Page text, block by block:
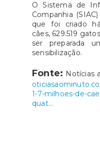
O Sistema de
Companhia
que foi criado
cães, 629.519
ser preparada
sensibilização.
Fonte: Notícias
1-7-milhoes-de-
quat...